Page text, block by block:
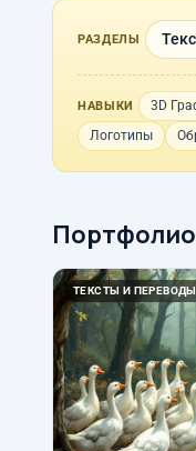
РАЗДЕЛЫ
НАВЫКИ 3D
Логотипы
Портфолио
ТЕКСТЫ И ПЕРЕВОДЫ